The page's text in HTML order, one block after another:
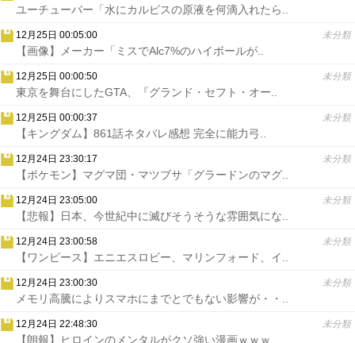
ユーチューバー「水にカルピスの原液を何滴入れたら..
12月25日 00:05:00 未分類
【画像】メーカー「ミスでAlc7%のハイボールが..
12月25日 00:00:50 未分類
東京を舞台にしたGTA、『グランド・セフト・オー..
12月25日 00:00:37 未分類
【キングダム】861話ネタバレ感想 完全に能力弓..
12月24日 23:30:17 未分類
【ポケモン】マグマ団・マツブサ「グラードンのマグ..
12月24日 23:05:00 未分類
【悲報】日本、今世紀中に滅びそうそうな雰囲気にな..
12月24日 23:00:58 未分類
【ワンピース】エニエスロビー、マリンフォード、イ..
12月24日 23:00:30 未分類
メモリ高騰によりスマホにまでとでもない影響が・・..
12月24日 22:48:30 未分類
【朗報】ヒロインのメンタルがクソ強い漫画ｗｗｗ..